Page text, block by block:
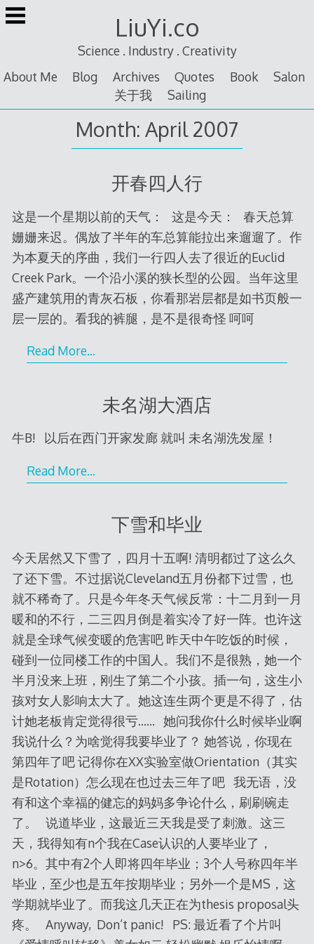
Skip
to
LiuYi.co
Science . Industry . Creativity
About Me
Blog Archives Quotes Book
Salon
关于我
Sailing
Month: April 2007
开春四人行
这是一个星期以前的天气： 这是今天： 春天总算
姗姗来迟。偶放了半年的车总算能拉出来遛遛了。作
为本夏天的序曲，我们一行四人去了很近的Euclid
Creek Park。一个沿小溪的狭长型的公园。当年这里
盛产建筑用的青灰石板，你看那岩层都是如书页般一
层一层的。看我的裤腿，是不是很奇怪 呵呵
Read More…
未名湖大酒店
牛B! 以后在西门开家发廊 就叫 未名湖洗发屋！
Read More…
下雪和毕业
今天居然又下雪了，四月十五啊! 清明都过了这么久
了还下雪。不过据说Cleveland五月份都下过雪，也
就不稀奇了。只是今年冬天气候反常：十二月到一月
暖和的不行，二三四月倒是着实冷了好一阵。也许这
就是全球气候变暖的危害吧 昨天中午吃饭的时候，
碰到一位同楼工作的中国人。我们不是很熟，她一个
半月没来上班，刚生了第二个小孩。插一句，这生小
孩对女人影响太大了。她这连生两个更是不得了，估
计她老板肯定觉得很亏…… 她问我你什么时候毕业啊
我说什么？为啥觉得我要毕业了？ 她答说，你现在
第四年了吧 记得你在XX实验室做Orientation（其实
是Rotation）怎么现在也过去三年了吧 我无语，没
有和这个幸福的健忘的妈妈多争论什么，刷刷碗走
了。 说道毕业，这最近三天我是受了刺激。这三
天，我得知有n个我在Case认识的人要毕业了，
n>6。其中有2个人即将四年毕业；3个人号称四年半
毕业，至少也是五年按期毕业；另外一个是MS，这
学期就毕业了。而我这几天正在为thesis proposal头
疼。 Anyway, Don’t panic! PS: 最近看了个片叫